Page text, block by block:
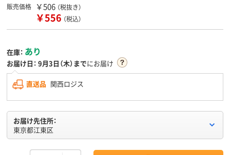
販売価格 ￥506 （税抜き）
￥556 （税込）
在庫： あり
お届け日： 9月3日（木）までにお届け
直送品 関西ロジス
お届け先住所：
東京都江東区